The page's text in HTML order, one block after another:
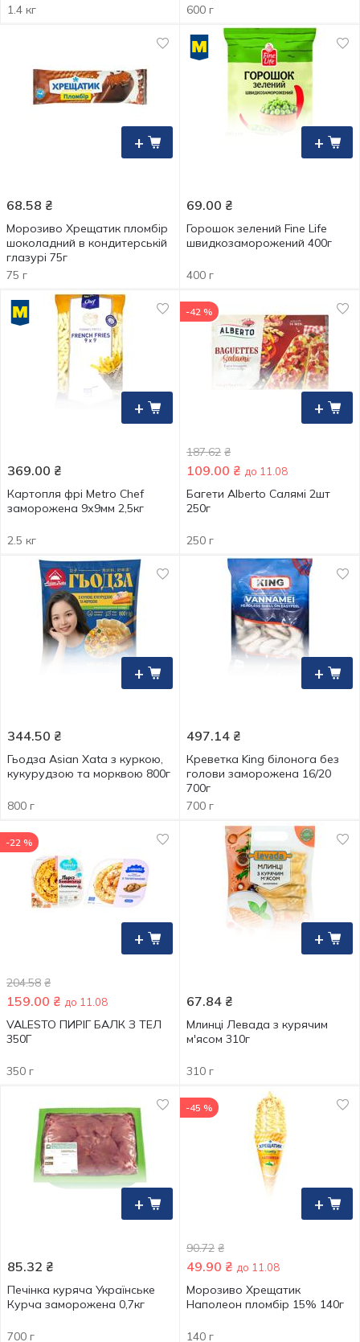
1.4 кг
600 г
+
68.58 ₴
Морозиво Хрещатик пломбір
шоколадний в кондитерській
глазурі 75г
75 г
+
69.00 ₴
Горошок зелений Fine Life
швидкозаморожений 400г
400 г
+
369.00 ₴
Картопля фрі Metro Chef
заморожена 9х9мм 2,5кг
2.5 кг
+
-42 %
187.62 ₴
109.00 ₴ до 11.08
Багети Alberto Салямі 2шт
250г
250 г
+
344.50 ₴
Гьодза Asian Xata з куркою,
кукурудзою та морквою 800г
800 г
+
497.14 ₴
Креветка King білонога без
голови заморожена 16/20
700г
700 г
+
-22 %
204.58 ₴
159.00 ₴ до 11.08
VALESTO ПИРІГ БАЛК З ТЕЛ
350Г
350 г
+
67.84 ₴
Млинці Левада з курячим
м'ясом 310г
310 г
+
85.32 ₴
Печінка куряча Українське
Курча заморожена 0,7кг
700 г
+
-45 %
90.72 ₴
49.90 ₴ до 11.08
Морозиво Хрещатик
Наполеон пломбір 15% 140г
140 г